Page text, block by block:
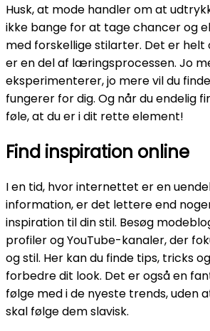
Husk, at mode handler om at
ikke bange for at tage chancer og
med forskellige stilarter. Det er
er en del af læringsprocessen. Jo
eksperimenterer, jo mere vil du
fungerer for dig. Og når du endelig
føle, at du er i dit rette element!
Find inspiration online
I en tid, hvor internettet er en
information, er det lettere end
inspiration til din stil. Besøg
profiler og YouTube-kanaler, der
og stil. Her kan du finde tips, tricks
forbedre dit look. Det er også en
følge med i de nyeste trends, uden
skal følge dem slavisk.